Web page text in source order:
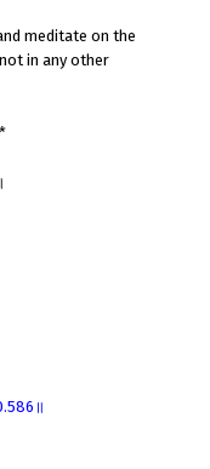
meditate on the
in any other
।
॥